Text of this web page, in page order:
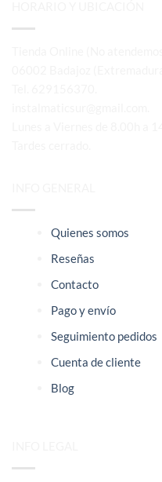
Quienes somos
Reseñas
Contacto
Pago y envío
Seguimiento pedidos
Cuenta de cliente
Blog